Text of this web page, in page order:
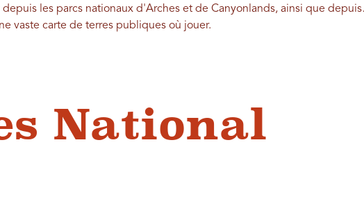
depuis les parcs nationaux d'Arches et de Canyonlands, ainsi que
vaste carte de terres publiques où jouer.
National